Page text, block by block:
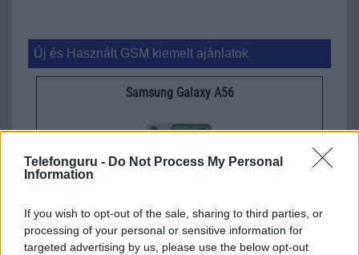
Telefonguru - Do Not Process My Personal
Information
If you wish to opt-out of the sale, sharing to third parties, or
processing of your personal or sensitive information for
targeted advertising by us, please use the below opt-out
Új és Használt GSM kiemelt ajánlatok
Samsung Galaxy A56
Euro Gsm